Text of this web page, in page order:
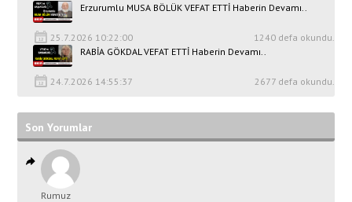
Erzurumlu MUSA BÖLÜK VEFAT ETTİ Haberin Devamı..
25.7.2026 10:22:00
1240 defa okundu.
RABİA GÖKDAL VEFAT ETTİ Haberin Devamı..
24.7.2026 14:55:37 2677 defa okundu.
Son Yorumlar
Rumuz